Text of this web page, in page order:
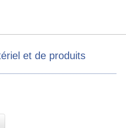
et de produits